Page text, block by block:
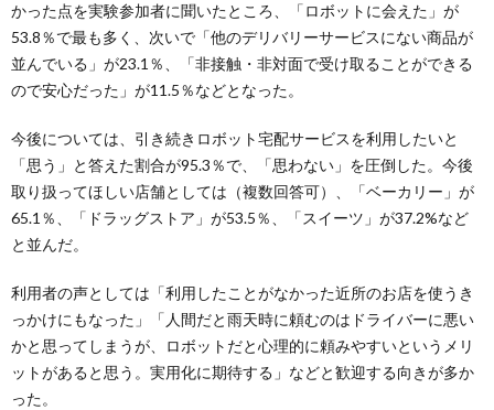
かった点を実験参加者に聞いたところ、「ロボットに会えた」が
53.8％で最も多く、次いで「他のデリバリーサービスにない商品が
並んでいる」が23.1％、「非接触・非対面で受け取ることができる
ので安心だった」が11.5％などとなった。
今後については、引き続きロボット宅配サービスを利用したいと
「思う」と答えた割合が95.3％で、「思わない」を圧倒した。今後
取り扱ってほしい店舗としては（複数回答可）、「ベーカリー」が
65.1％、「ドラッグストア」が53.5％、「スイーツ」が37.2%など
と並んだ。
利用者の声としては「利用したことがなかった近所のお店を使うき
っかけにもなった」「人間だと雨天時に頼むのはドライバーに悪い
かと思ってしまうが、ロボットだと心理的に頼みやすいというメリ
ットがあると思う。実用化に期待する」などと歓迎する向きが多か
った。